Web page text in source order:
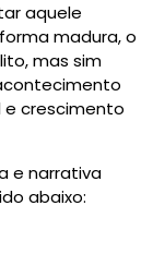
aquele
madura, o
mas sim
crescimento
e narrativa
abaixo: